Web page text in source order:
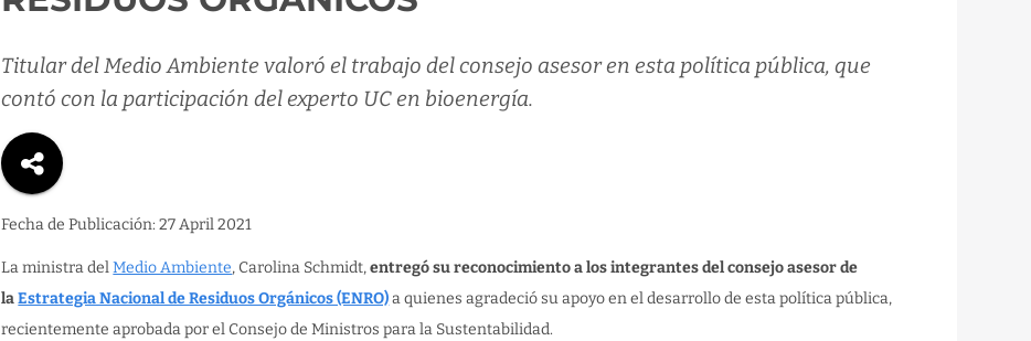
Titular del Medio Ambiente valoró el trabajo del consejo asesor en esta política pública, que
contó con la participación del experto UC en bioenergía.
Fecha de Publicación: 27 April 2021
La ministra delMedio Ambiente, Carolina Schmidt,entregó su reconocimiento a los integrantes del consejo asesor de
laEstrategia Nacional de Residuos Orgánicos (ENRO)a quienes agradeció su apoyo en el desarrollo de esta política pública,
recientemente aprobada por el Consejo de Ministros para la Sustentabilidad.